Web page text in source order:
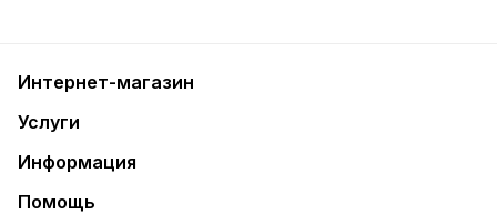
Интернет-магазин
Услуги
Информация
Помощь